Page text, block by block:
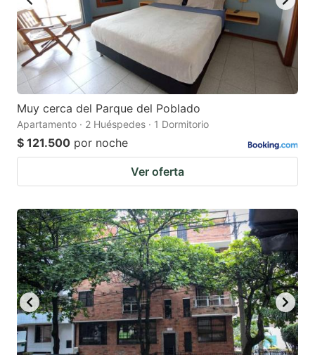
Muy cerca del Parque del Poblado
Apartamento · 2 Huéspedes · 1 Dormitorio
$ 121.500 por noche
Ver oferta